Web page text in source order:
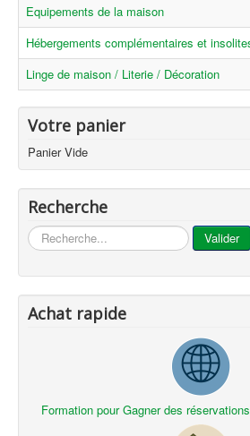
Equipements de la maison
Hébergements complémentaires et
Linge de maison / Literie / Décoration
Votre panier
Panier Vide
Recherche
... Valider
Achat rapide
Formation pour Gagner des